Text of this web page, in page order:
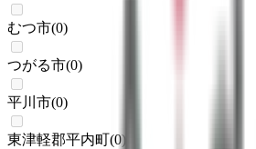
むつ市(0)
つがる市(0)
平川市(0)
東津軽郡平内町(0)